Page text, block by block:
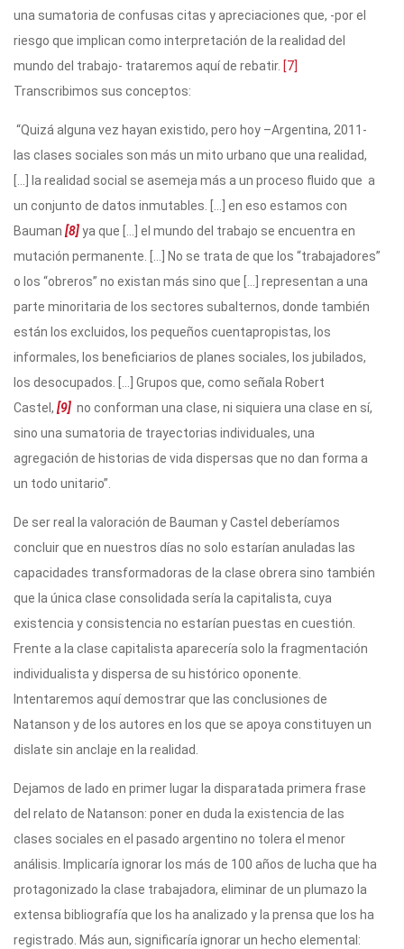
una sumatoria de confusas citas y apreciaciones que, -por el
riesgo que implican como interpretación de la realidad del
mundo del trabajo- trataremos aquí de rebatir. [7]
Transcribimos sus conceptos:
“Quizá alguna vez hayan existido, pero hoy –Argentina, 2011-
las clases sociales son más un mito urbano que una realidad,
[…] la realidad social se asemeja más a un proceso fluido que a
un conjunto de datos inmutables. […] en eso estamos con
Bauman [8]ya que […] el mundo del trabajo se encuentra en
mutación permanente. […] No se trata de que los “trabajadores”
o los “obreros” no existan más sino que […] representan a una
parte minoritaria de los sectores subalternos, donde también
están los excluidos, los pequeños cuentapropistas, los
informales, los beneficiarios de planes sociales, los jubilados,
los desocupados. […] Grupos que, como señala Robert
Castel, [9] no conforman una clase, ni siquiera una clase en sí,
sino una sumatoria de trayectorias individuales, una
agregación de historias de vida dispersas que no dan forma a
un todo unitario”.
De ser real la valoración de Bauman y Castel deberíamos
concluir que en nuestros días no solo estarían anuladas las
capacidades transformadoras de la clase obrera sino también
que la única clase consolidada sería la capitalista, cuya
existencia y consistencia no estarían puestas en cuestión.
Frente a la clase capitalista aparecería solo la fragmentación
individualista y dispersa de su histórico oponente.
Intentaremos aquí demostrar que las conclusiones de
Natanson y de los autores en los que se apoya constituyen un
dislate sin anclaje en la realidad.
Dejamos de lado en primer lugar la disparatada primera frase
del relato de Natanson: poner en duda la existencia de las
clases sociales en el pasado argentino no tolera el menor
análisis. Implicaría ignorar los más de 100 años de lucha que ha
protagonizado la clase trabajadora, eliminar de un plumazo la
extensa bibliografía que los ha analizado y la prensa que los ha
registrado. Más aun, significaría ignorar un hecho elemental: